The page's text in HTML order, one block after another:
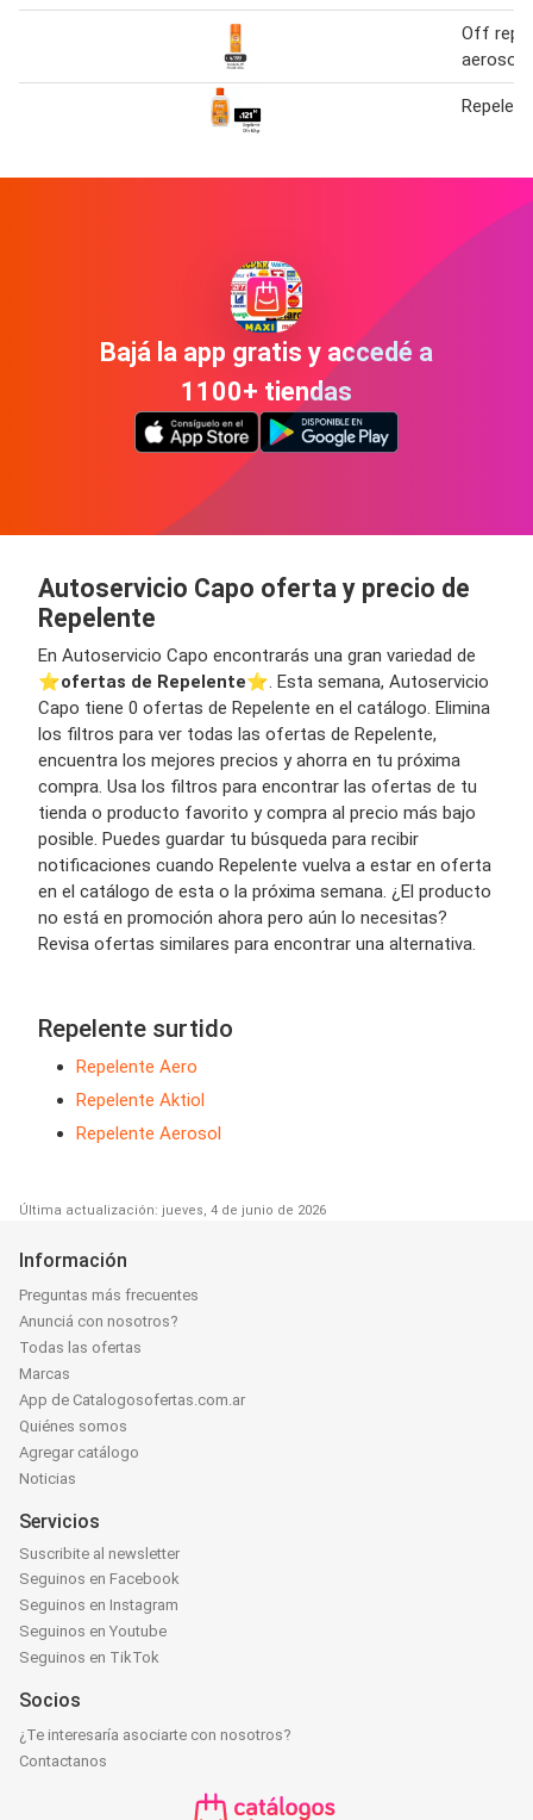
Off
aerosol
Bajá la app gratis y accedé a
1100+ tiendas
Autoservicio Capo oferta y precio de
Repelente
En Autoservicio Capo encontrarás una gran variedad de
⭐️ofertas de Repelente⭐️. Esta semana, Autoservicio
Capo tiene 0 ofertas de Repelente en el catálogo. Elimina
los filtros para ver todas las ofertas de Repelente,
encuentra los mejores precios y ahorra en tu próxima
compra. Usa los filtros para encontrar las ofertas de tu
tienda o producto favorito y compra al precio más bajo
posible. Puedes guardar tu búsqueda para recibir
notificaciones cuando Repelente vuelva a estar en oferta
en el catálogo de esta o la próxima semana. ¿El producto
no está en promoción ahora pero aún lo necesitas?
Revisa ofertas similares para encontrar una alternativa.
Repelente surtido
Repelente Aero
Repelente Aktiol
Repelente Aerosol
Última actualización: jueves, 4 de junio de 2026
Información
Preguntas más frecuentes
Anunciá con nosotros?
Todas las ofertas
Marcas
App de Catalogosofertas.com.ar
Quiénes somos
Agregar catálogo
Noticias
Servicios
Suscribite al newsletter
Seguinos en Facebook
Seguinos en Instagram
Seguinos en Youtube
Seguinos en TikTok
Socios
¿Te interesaría asociarte con nosotros?
Contactanos